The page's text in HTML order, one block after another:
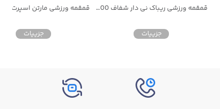
قمقمه ورزشی ریباک نی دار شفاف 700 میلی لیتر
جزییات جزییات